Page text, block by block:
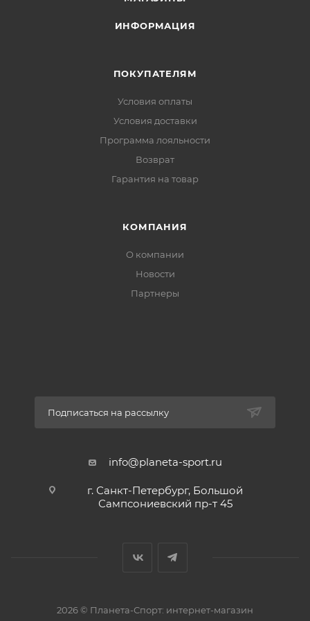
ИНФОРМАЦИЯ
ПОКУПАТЕЛЯМ
Условия оплаты
Условия доставки
Программа лояльности
Возврат
Гарантия на товар
КОМПАНИЯ
О компании
Новости
Партнеры
Подписаться на рассылку
info@planeta-sport.ru
г. Санкт-Петербург, Большой
Сампсониевский пр-т 45
2026 © Планета-Спорт: интернет-магазин